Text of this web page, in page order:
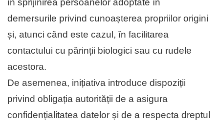
în sprijinirea persoanelor adoptate în
demersurile privind cunoașterea propriilor origini
și, atunci când este cazul, în facilitarea
contactului cu părinții biologici sau cu rudele
acestora.
De asemenea, inițiativa introduce dispoziții
privind obligația autorității de a asigura
confidențialitatea datelor și de a respecta dreptul